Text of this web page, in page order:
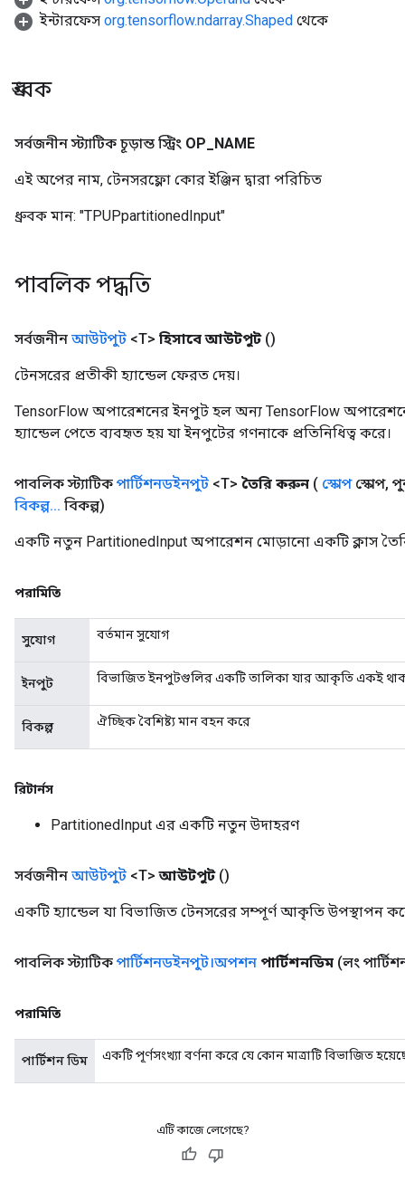
ইন্টারফেস org.tensorflow.ndarray.Shaped থেকে
ধ্রুবক
সর্বজনীন স্ট্যাটিক চূড়ান্ত স্ট্রিং OP NAME
এই অপের নাম, টেনসরফ্লো কোর ইঞ্জিন দ্বারা পরিচিত
ধ্রুবক মান: "TPUPpartitionedInput"
পাবলিক পদ্ধতি
সর্বজনীন আউটপুট <T> হিসাবে আউটপুট ()
টেনসরের প্রতীকী হ্যান্ডেল ফেরত দেয়।
TensorFlow অপারেশনের ইনপুট হল অন্য TensorFlow
হ্যান্ডেল পেতে ব্যবহৃত হয় যা ইনপুটের গণনাকে প্রতিনিধিত্ব করে।
পাবলিক স্ট্যাটিক পার্টিশনডইনপুট <T> তৈরি করুন ( স্কোপস্কোপ,
বিকল্প... বিকল্প)
একটি নতুন PartitionedInput অপারেশন মোড়ানো একটি ক্লাস
পরামিতি
সুযোগ বর্তমান সুযোগ
ইনপুট বিভাজিত ইনপুটগুলির একটি তালিকা যার আকৃতি একই
বিকল্প ঐচ্ছিক বৈশিষ্ট্য মান বহন করে
রিটার্নস
PartitionedInput এর একটি নতুন উদাহরণ
সর্বজনীন আউটপুট <T> আউটপুট ()
একটি হ্যান্ডেল যা বিভাজিত টেনসরের সম্পূর্ণ আকৃতি উপস্থাপন
পাবলিক স্ট্যাটিক পার্টিশনডইনপুট।অপশন পার্টিশনডিম (লং
পরামিতি
পার্টিশন ডিম একটি পূর্ণসংখ্যা বর্ণনা করে যে কোন মাত্রাটি বিভাজিত
এটি কাজে লেগেছে?